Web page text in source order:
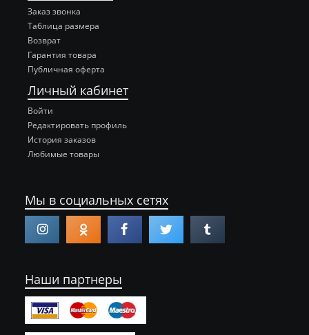
Заказ звонка
Таблица размера
Возврат
Гарантия товара
Публичная оферта
Личный кабинет
Войти
Редактировать профиль
История заказов
Любимые товары
Мы в социальных сетях
Наши партнеры